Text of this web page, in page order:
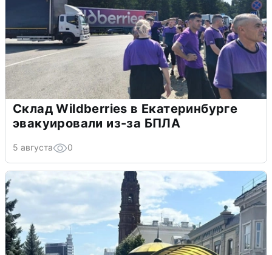
Склад Wildberries в Екатеринбурге
эвакуировали из-за БПЛА
5 августа 0